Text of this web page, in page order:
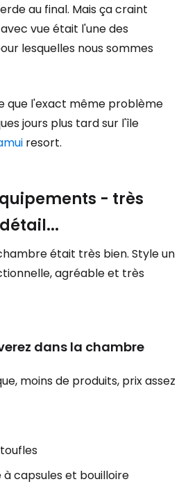
au final. Mais ça craint
vue était l'une des
lesquelles nous sommes
que l'exact même problème
jours plus tard sur l'île
resort.
- très
était très bien. Style un
agréable et très
dans la chambre
moins de produits, prix assez
capsules et bouilloire